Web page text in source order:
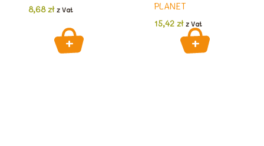
8,68zł z Vat
PLANET
15,42 zł z Vat